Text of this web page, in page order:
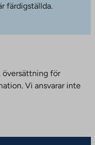
färdigställda.
översättning för
Vi ansvarar inte